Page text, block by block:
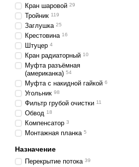
Кран шаровой 29
Тройник 119
Заглушка 25
Крестовина 16
Штуцер 4
Кран радиаторный 10
Муфта разъёмная
(американка) 54
Муфта с накидной гайкой 6
Угольник 98
Фильтр грубой очистки 11
Обвод 18
Компенсатор 3
Монтажная планка 5
Назначение
Перекрытие потока 39